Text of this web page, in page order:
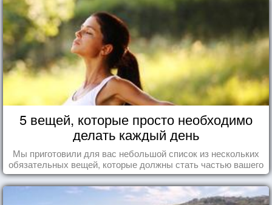
5 вещей, которые просто необходимо
делать каждый день
Мы приготовили для вас небольшой список из нескольких
обязательных вещей, которые должны стать частью вашего
дня.